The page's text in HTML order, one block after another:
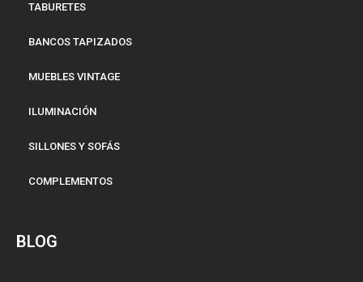
TABURETES
BANCOS TAPIZADOS
MUEBLES VINTAGE
ILUMINACIÓN
SILLONES Y SOFÁS
COMPLEMENTOS
BLOG